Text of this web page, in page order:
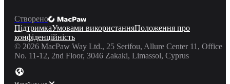
Створено
ПідтримкаУмовами використанняПоложення про
конфіденційність
© 2026 MacPaw Way Ltd., 25 Serifou, Allure Center 11, Office
No. 11-12, 2nd Floor, 3046 Zakaki, Limassol, Cyprus